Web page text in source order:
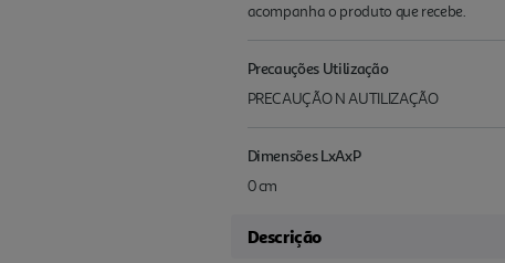
acompanha o produto que recebe.
Precauções Utilização
PRECAUÇÃO N AUTILIZAÇÃO
Dimensões LxAxP
0 cm
Descrição